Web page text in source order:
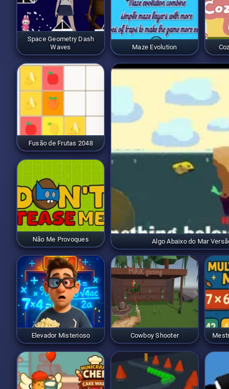
Space Geometry Dash
Waves
Maze Evolution
Fusão de Frutas 2048
Algo Abaixo do Mar
Não Me Provoques
Elevador Misterioso Cowboy Shooter